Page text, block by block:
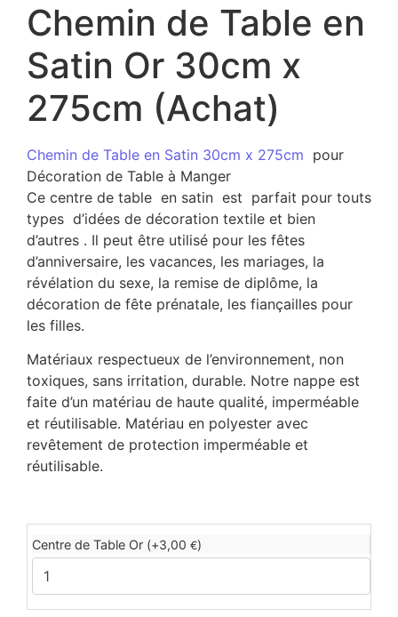
Chemin de Table en
Satin Or 30cm x
275cm (Achat)
Chemin de Table en Satin 30cm x 275cm pour
Décoration de Table à Manger
Ce centre de table en satin est parfait pour touts
types d’idées de décoration textile et bien
d’autres . Il peut être utilisé pour les fêtes
d’anniversaire, les vacances, les mariages, la
révélation du sexe, la remise de diplôme, la
décoration de fête prénatale, les fiançailles pour
les filles.
Matériaux respectueux de l’environnement, non
toxiques, sans irritation, durable. Notre nappe est
faite d’un matériau de haute qualité, imperméable
et réutilisable. Matériau en polyester avec
revêtement de protection imperméable et
réutilisable.
Centre de Table Or (+3,00 €)